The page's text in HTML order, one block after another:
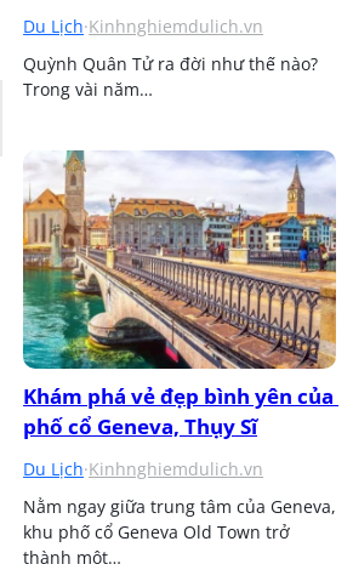
Du Lịch·Kinhnghiemdulich.vn
Quỳnh Quân Tử ra đời như thế nào?
Trong vài năm…
Khám phá vẻ đẹp bình yên của
phố cổ Geneva, Thụy Sĩ
Du Lịch·Kinhnghiemdulich.vn
Nằm ngay giữa trung tâm của Geneva,
khu phố cổ Geneva Old Town trở
thành một…